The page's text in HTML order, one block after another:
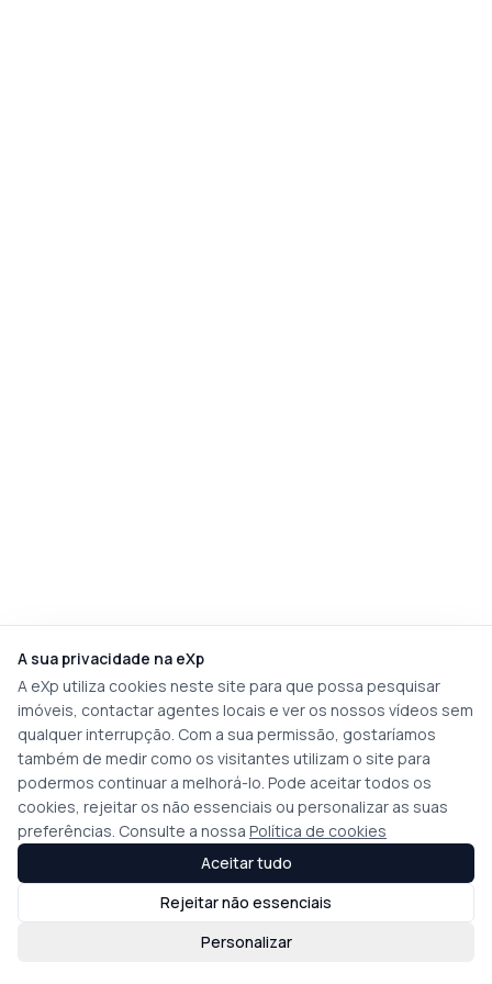
A sua privacidade na eXp
A eXp utiliza cookies neste site para que possa pesquisar
imóveis, contactar agentes locais e ver os nossos vídeos sem
qualquer interrupção. Com a sua permissão, gostaríamos
também de medir como os visitantes utilizam o site para
podermos continuar a melhorá-lo. Pode aceitar todos os
cookies, rejeitar os não essenciais ou personalizar as suas
preferências. Consulte a nossa Política de cookies
Personalizar
Rejeitar não essenciais
Aceitar tudo